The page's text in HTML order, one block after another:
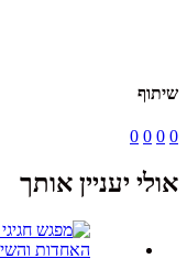
שיתוף
0
0
0
0
אולי יעניין אותך